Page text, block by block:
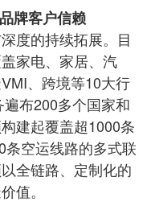
牌客户信赖
度的持续拓展。目
家电、家居、汽
、跨境等10大行
布200多个国家和
建起覆盖超1000条
空运线路的多式联
全链路、定制化的
值。